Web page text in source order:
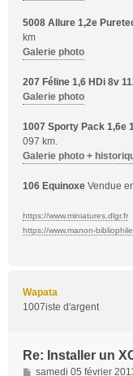
5008 Allure 1,2e
km
Galerie photo
207 Féline 1,6 HDi 8v
Galerie photo
1007 Sporty Pack 1,6e
097 km.
Galerie photo +
106 Equinoxe Vendue
https://www.miniatures.dlgr.fr
https://www.manon-
Wapata
1007iste d'argent
Re: Installer un
M
samedi 05 février